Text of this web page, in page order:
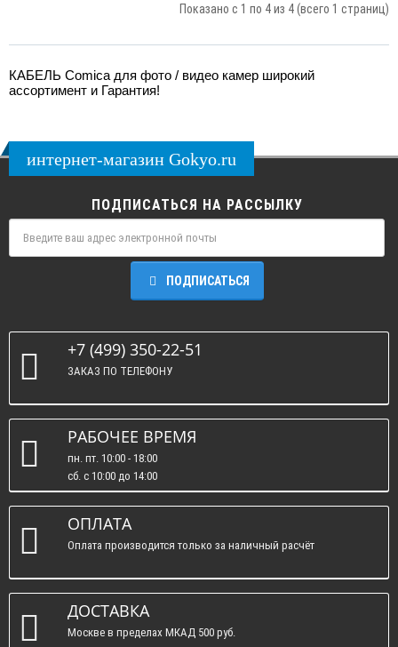
Показано с 1 по 4 из 4 (всего 1 страниц)
КАБЕЛЬ Comica для фото / видео камер широкий
ассортимент и Гарантия!
интернет-магазин Gokyo.ru
ПОДПИСАТЬСЯ НА РАССЫЛКУ
ПОДПИСАТЬСЯ
+7 (499) 350-22-51
ЗАКАЗ ПО ТЕЛЕФОНУ
РАБОЧЕЕ ВРЕМЯ
пн. пт. 10:00 - 18:00
сб. c 10:00 до 14:00
вс. : выходные.
ОПЛАТА
Оплата производится только за наличный расчёт
ДОСТАВКА
Москве в пределах МКАД 500 руб.